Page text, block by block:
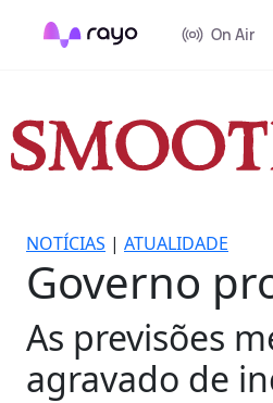
On Air
NOTÍCIAS | ATUALIDADE
Governo
As previsões
agravado de